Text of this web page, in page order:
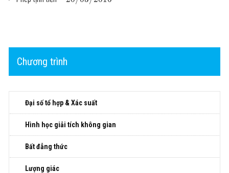
Chương trình
Đại số tổ hợp & Xác suất
Hình học giải tích không gian
Bất đẳng thức
Lượng giác